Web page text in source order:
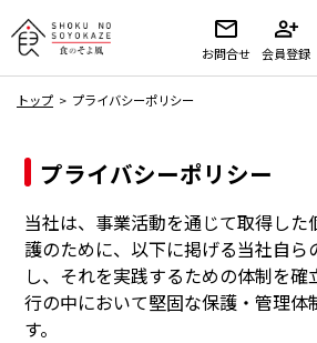
お問合せ 会員登録
トップ プライバシーポリシー
プライバシーポリシー
当社は、事業活動を通じて取得した
護のために、以下に掲げる当社自ら
し、それを実践するための体制を
行の中において堅固な保護・管理体
す。